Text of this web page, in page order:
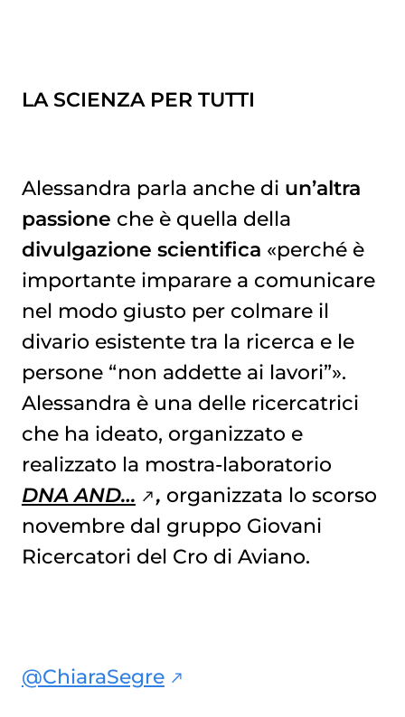
LA SCIENZA PER TUTTI
Alessandra parla anche di un’altra
passione che è quella della
divulgazione scientifica «perché è
importante imparare a comunicare
nel modo giusto per colmare il
divario esistente tra la ricerca e le
persone “non addette ai lavori”».
Alessandra è una delle ricercatrici
che ha ideato, organizzato e
realizzato la mostra-laboratorio
DNA AND…
, organizzata lo scorso
novembre dal gruppo Giovani
Ricercatori del Cro di Aviano.
@ChiaraSegre